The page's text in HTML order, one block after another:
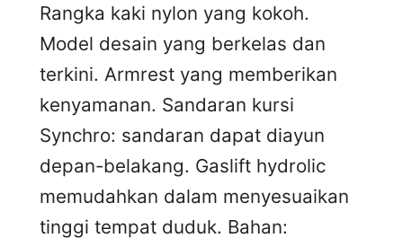
Rangka kaki nylon yang kokoh.
Model desain yang berkelas dan
terkini. Armrest yang memberikan
kenyamanan. Sandaran kursi
Synchro: sandaran dapat diayun
depan-belakang. Gaslift hydrolic
memudahkan dalam menyesuaikan
tinggi tempat duduk. Bahan: